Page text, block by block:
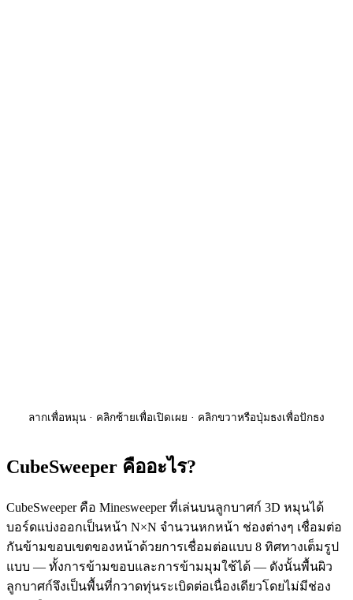
ลากเพื่อหมุน · คลิกซ้ายเพื่อเปิดเผย · คลิกขวาหรือปุ่มธงเพื่อปักธง
CubeSweeper คืออะไร?
CubeSweeper คือ Minesweeper ที่เล่นบนลูกบาศก์ 3D หมุนได้
บอร์ดแบ่งออกเป็นหน้า N×N จำนวนหกหน้า ช่องต่างๆ เชื่อมต่อ
กันข้ามขอบเขตของหน้าด้วยการเชื่อมต่อแบบ 8 ทิศทางเต็มรูป
แบบ — ทั้งการข้ามขอบและการข้ามมุมใช้ได้ — ดังนั้นพื้นผิว
ลูกบาศก์จึงเป็นพื้นที่กวาดทุ่นระเบิดต่อเนื่องเดียวโดยไม่มีช่อง